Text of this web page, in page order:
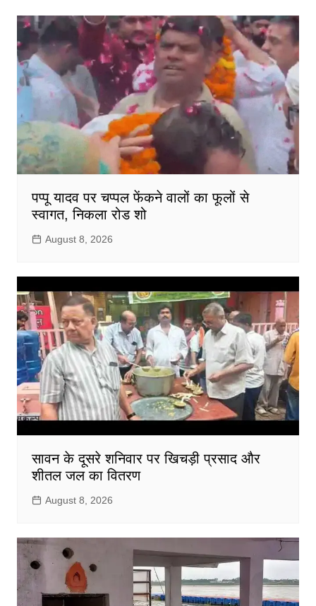
पप्पू यादव पर चप्पल फेंकने वालों का फूलों से
स्वागत, निकला रोड शो
August 8, 2026
सावन के दूसरे शनिवार पर खिचड़ी प्रसाद और
शीतल जल का वितरण
August 8, 2026